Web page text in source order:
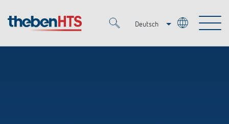
Deutsch
Italiano